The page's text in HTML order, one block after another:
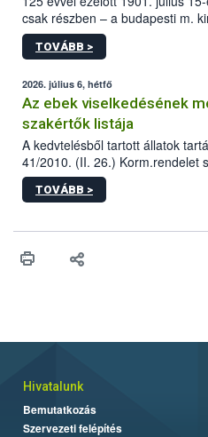
csak részben – a budapesti m.
állomás a Kis Rókus utca 15.
tervezett új épületébe.
TOVÁBB >
2026. július 6, hétfő
Az ebek viselkedésének
szakértők listája
A kedvtelésből tartott állatok
41/2010. (II. 26.) Korm.rendelet
sérülés, illetve ennek veszélye
hatósági feladatokat, valamint a
vonni az ebek viselkedésének
TOVÁBB >
Hivatalunk
Bemutatkozás
Szervezeti felépítés